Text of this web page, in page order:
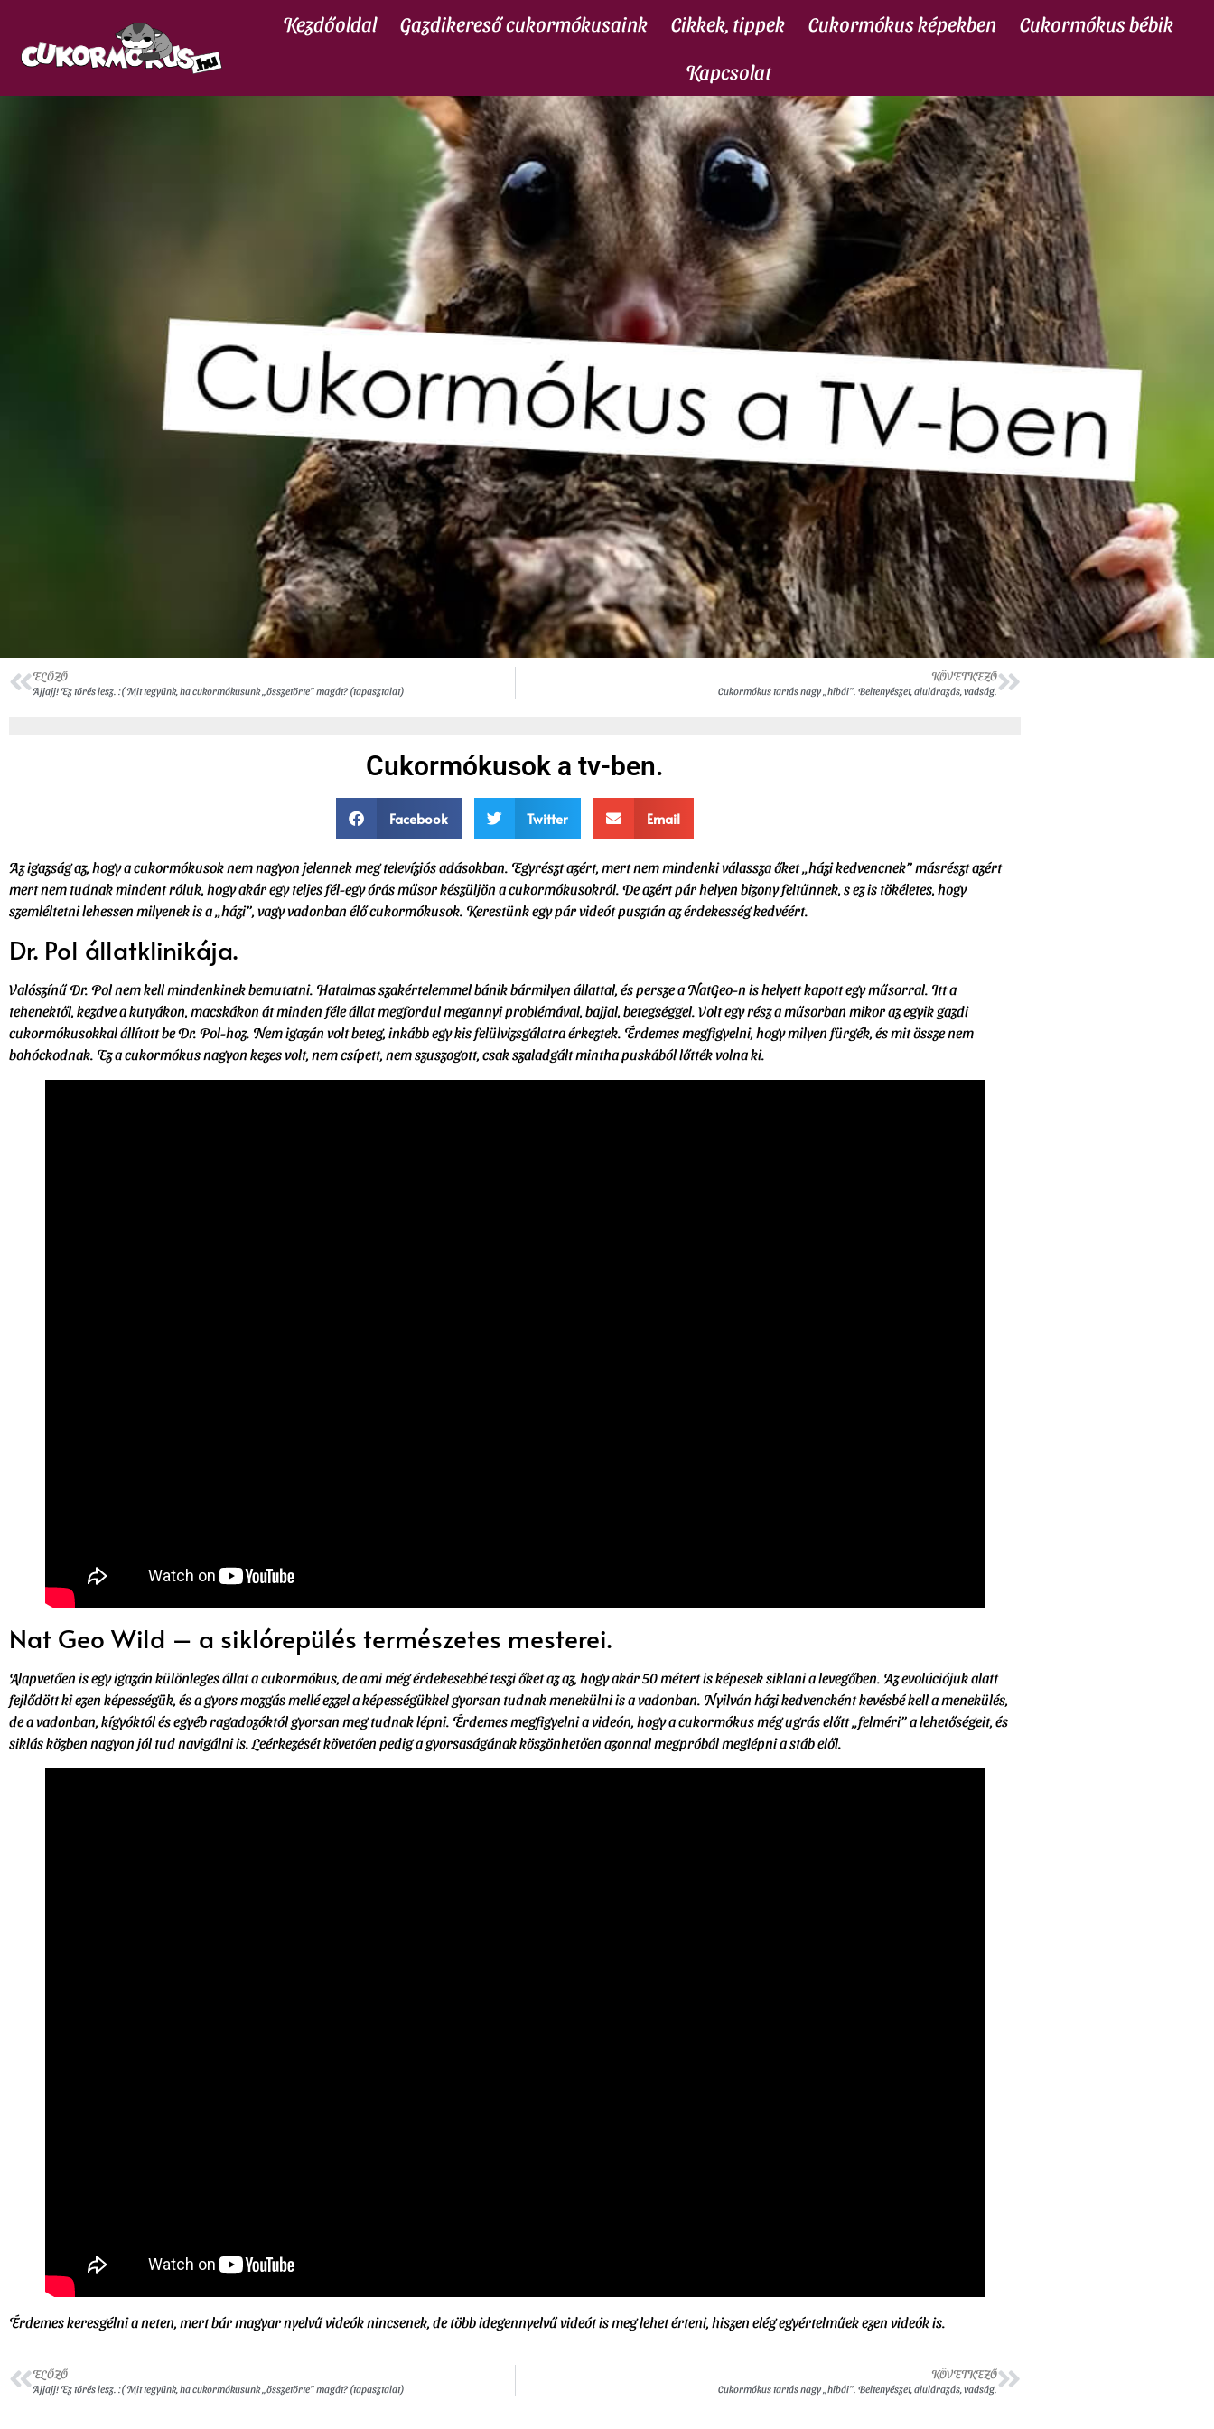
Kezdőoldal Gazdikereső cukormókusaink Cikkek, tippek Cukormókus képekben Cukormókus bébik
Kapcsolat
ELŐZŐ
Ajjajj! Ez törés lesz. :( Mit tegyünk, ha cukormókusunk „összetörte” magát? (tapasztalat)
KÖVETKEZŐ
Cukormókus tartás nagy „hibái”. Beltenyészet, alulárazás, vadság.
Cukormókusok a tv-ben.
Facebook Twitter Email
Az igazság az, hogy a cukormókusok nem nagyon jelennek meg televíziós adásokban. Egyrészt azért, mert nem mindenki válassza őket „házi kedvencnek” másrészt azért
mert nem tudnak mindent róluk, hogy akár egy teljes fél-egy órás műsor készüljön a cukormókusokról. De azért pár helyen bizony feltűnnek, s ez is tökéletes, hogy
szemléltetni lehessen milyenek is a „házi”, vagy vadonban élő cukormókusok. Kerestünk egy pár videót pusztán az érdekesség kedvéért.
Dr. Pol állatklinikája.
Valószínű Dr. Pol nem kell mindenkinek bemutatni. Hatalmas szakértelemmel bánik bármilyen állattal, és persze a NatGeo-n is helyett kapott egy műsorral. Itt a
tehenektől, kezdve a kutyákon, macskákon át minden féle állat megfordul megannyi problémával, bajjal, betegséggel. Volt egy rész a műsorban mikor az egyik gazdi
cukormókusokkal állított be Dr. Pol-hoz. Nem igazán volt beteg, inkább egy kis felülvizsgálatra érkeztek. Érdemes megfigyelni, hogy milyen fürgék, és mit össze nem
bohóckodnak. Ez a cukormókus nagyon kezes volt, nem csípett, nem szuszogott, csak szaladgált mintha puskából lőtték volna ki.
Nat Geo Wild – a siklórepülés természetes mesterei.
Alapvetően is egy igazán különleges állat a cukormókus, de ami még érdekesebbé teszi őket az az, hogy akár 50 métert is képesek siklani a levegőben. Az evolúciójuk alatt
fejlődött ki ezen képességük, és a gyors mozgás mellé ezzel a képességükkel gyorsan tudnak menekülni is a vadonban. Nyilván házi kedvencként kevésbé kell a menekülés,
de a vadonban, kígyóktól és egyéb ragadozóktól gyorsan meg tudnak lépni. Érdemes megfigyelni a videón, hogy a cukormókus még ugrás előtt „felméri” a lehetőségeit, és
siklás közben nagyon jól tud navigálni is. Leérkezését követően pedig a gyorsaságának köszönhetően azonnal megpróbál meglépni a stáb elől.
Érdemes keresgélni a neten, mert bár magyar nyelvű videók nincsenek, de több idegennyelvű videót is meg lehet érteni, hiszen elég egyértelműek ezen videók is.
ELŐZŐ
Ajjajj! Ez törés lesz. :( Mit tegyünk, ha cukormókusunk „összetörte” magát? (tapasztalat)
KÖVETKEZŐ
Cukormókus tartás nagy „hibái”. Beltenyészet, alulárazás, vadság.